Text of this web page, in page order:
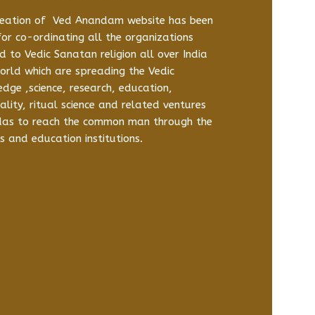
of Ved Anandam website has been
co-ordinating all the organizations
to Vedic Sanatan religion all over India
which are spreading the Vedic
,science, research, education,
ritual science and related ventures
to reach the common man through the
and education institutions.